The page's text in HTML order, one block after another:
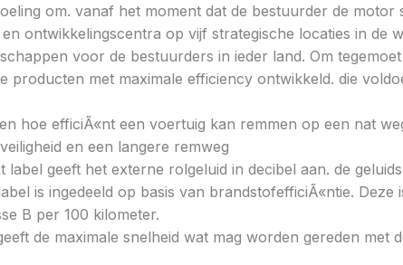
om. vanaf het moment dat de bestuurder de
ontwikkelingscentra op vijf strategische locaties in
voor de bestuurders in ieder land. Om
producten met maximale efficiency ontwikkeld. die
hoe efficiÃ«nt een voertuig kan remmen op een nat
en een langere remweg
label geeft het externe rolgeluid in decibel aan. de
is ingedeeld op basis van brandstofefficiÃ«ntie.
B per 100 kilometer.
de maximale snelheid wat mag worden gereden